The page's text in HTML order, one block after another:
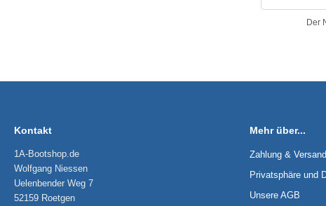
Der
Kontakt
1A-Bootshop.de
Wolfgang Niessen
Uelenbender Weg 7
52159 Roetgen
Mehr über...
Zahlung & Versand
Privatsphäre und
Unsere AGB